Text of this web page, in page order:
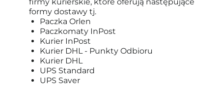
formy dostawy tj.
Paczka Orlen
Paczkomaty InPost
Kurier InPost
Kurier DHL - Punkty Odbioru
Kurier DHL
UPS Standard
UPS Saver